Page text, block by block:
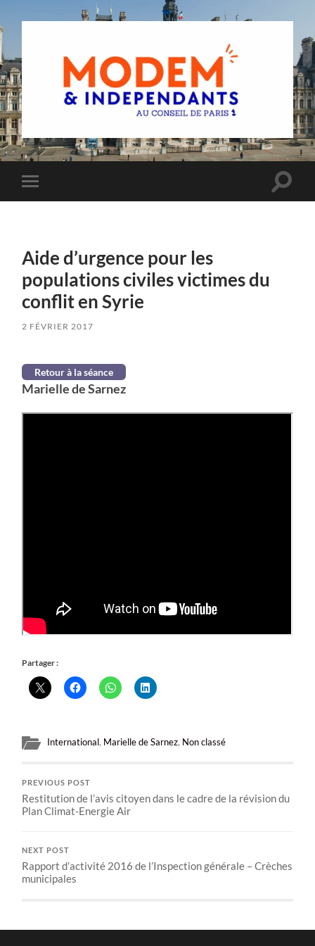
Groupe
MoDem
et
de
Toggle
mobile
Toggle
Aide d’urgence pour les
populations civiles victimes du
conflit en Syrie
2 FÉVRIER 2017
Retour à la séance
Marielle de Sarnez
Partager :
International, Marielle de Sarnez, Non classé
PREVIOUS POST
Restitution de l’avis citoyen dans le cadre de la révision du
Plan Climat-Energie Air
NEXT POST
Rapport d’activité 2016 de l’Inspection générale – Crèches
municipales